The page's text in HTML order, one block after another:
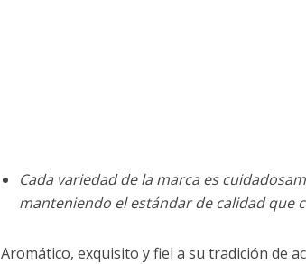
Cada variedad de la marca es
manteniendo el estándar de calidad que
Aromático, exquisito y fiel a su tradición de